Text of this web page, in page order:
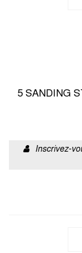
5 SANDING
Inscrivez-